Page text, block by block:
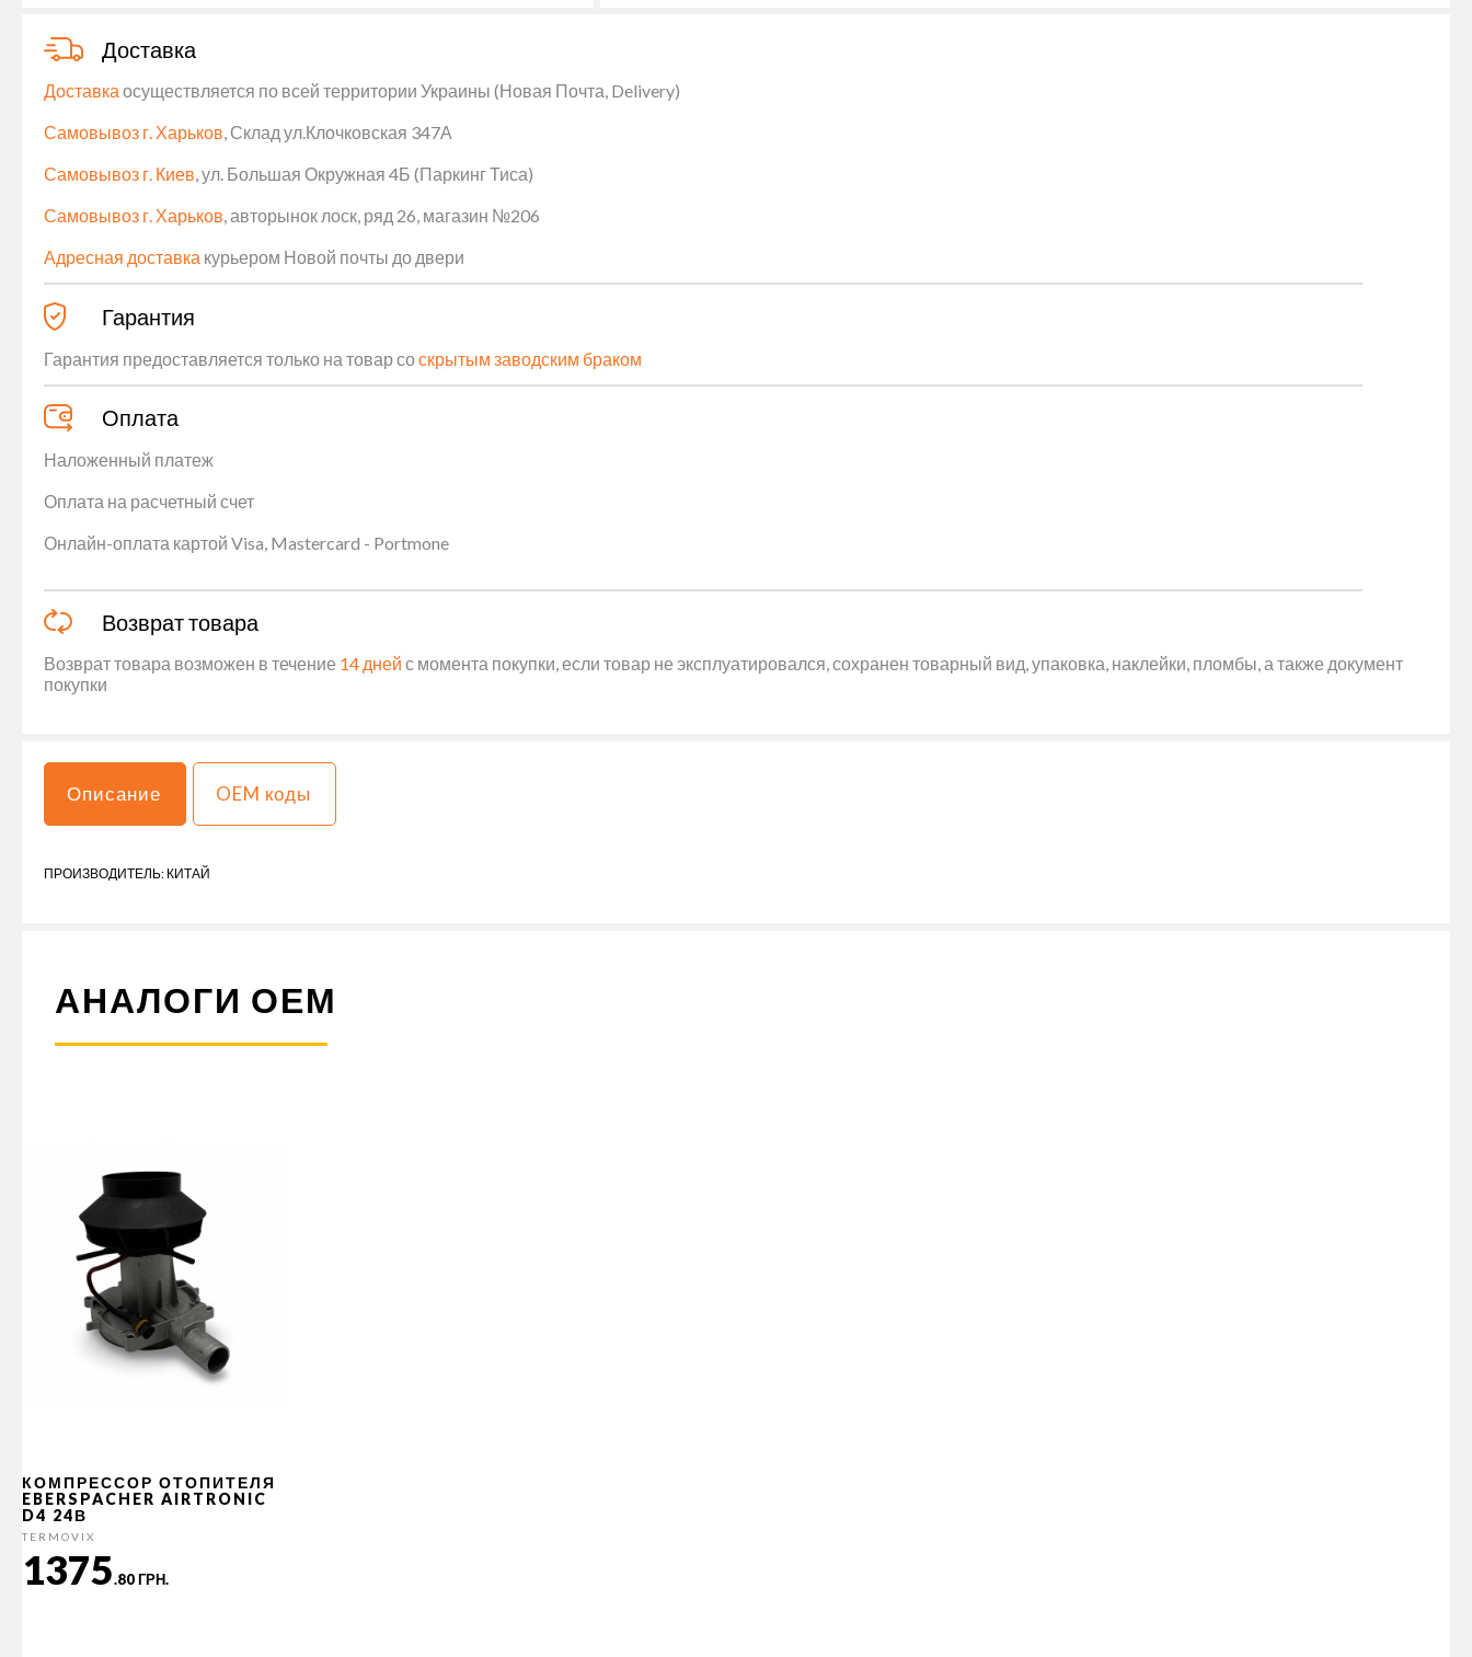
Доставка
Доставка осуществляется по всей территории Украины (Новая Почта, Delivery)
Самовывоз г. Харьков , Склад ул.Клочковская 347А
Самовывоз г. Киев , ул. Большая Окружная 4Б (Паркинг Тиса)
Самовывоз г. Харьков , авторынок лоск, ряд 26, магазин №206
Адресная доставка курьером Новой почты до двери
Гарантия
Гарантия предоставляется только на товар соскрытым заводским браком
Оплата
Наложенный платеж
Оплата на расчетный счет
Онлайн-оплата картой Visa, Mastercard - Portmone
Возврат товара
Возврат товара возможен в течение 14 дней с момента покупки, если товар не эксплуатировался, сохранен товарный вид, упаковка, наклейки, пломбы, а также документ
покупки
Описание OEM коды
ПРОИЗВОДИТЕЛЬ: КИТАЙ
АНАЛОГИ ОЕМ
КОМПРЕССОР ОТОПИТЕЛЯ
EBERSPACHER AIRTRONIC
D4 24В
TERMOVIX
1375.80 ГРН.